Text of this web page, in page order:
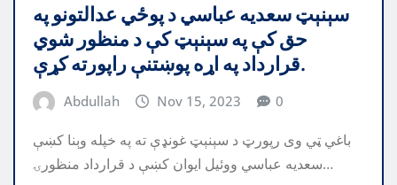
سېنېټ سعديه عباسي د پوځي عدالتونو په
حق کې په سېنېټ کې د منظور شوي
قرارداد په اړه پوښتنې راپورته کړې.
Abdullah Nov 15, 2023 0
باغي ټي وی رپورټ د سېنېټ غونډې ته په خپله وېنا كښې
سعديه عباسي ووئيل ايوان كښې د قرارداد منظورۍ…